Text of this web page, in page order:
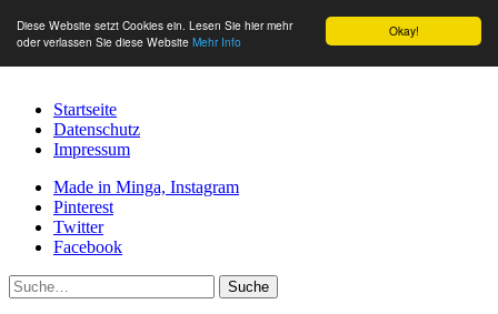
Okay!
Diese Website setzt Cookies ein. Lesen Sie hier mehr
oder verlassen Sie diese Website Mehr Info
Startseite
Datenschutz
Impressum
Made in Minga, Instagram
Pinterest
Twitter
Facebook
Suche